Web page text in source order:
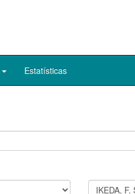
Estatísticas